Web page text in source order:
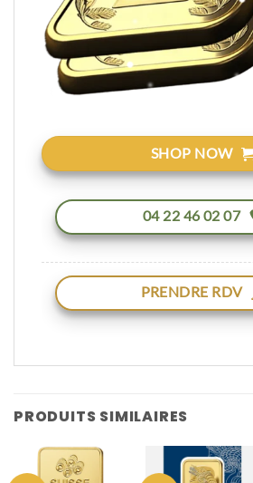
SHOP NOW
04 22 46 02 07
PRENDRE RDV
PRODUITS SIMILAIRES